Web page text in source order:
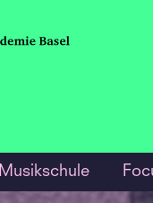
Musikschule